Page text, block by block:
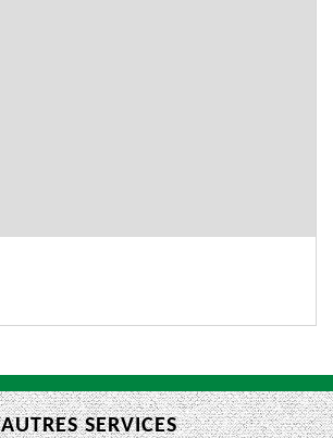
AUTRES SERVICES